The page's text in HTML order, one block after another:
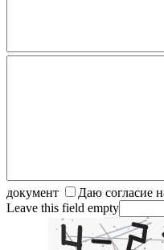
документ
Даю согласие
Leave this field empty